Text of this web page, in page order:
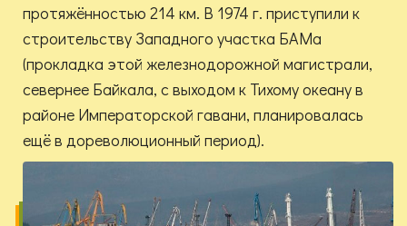
протяжённостью 214 км. В 1974 г. приступили к
строительству Западного участка БАМа
(прокладка этой железнодорожной магистрали,
севернее Байкала, с выходом к Тихому океану в
районе Императорской гавани, планировалась
ещё в дореволюционный период).